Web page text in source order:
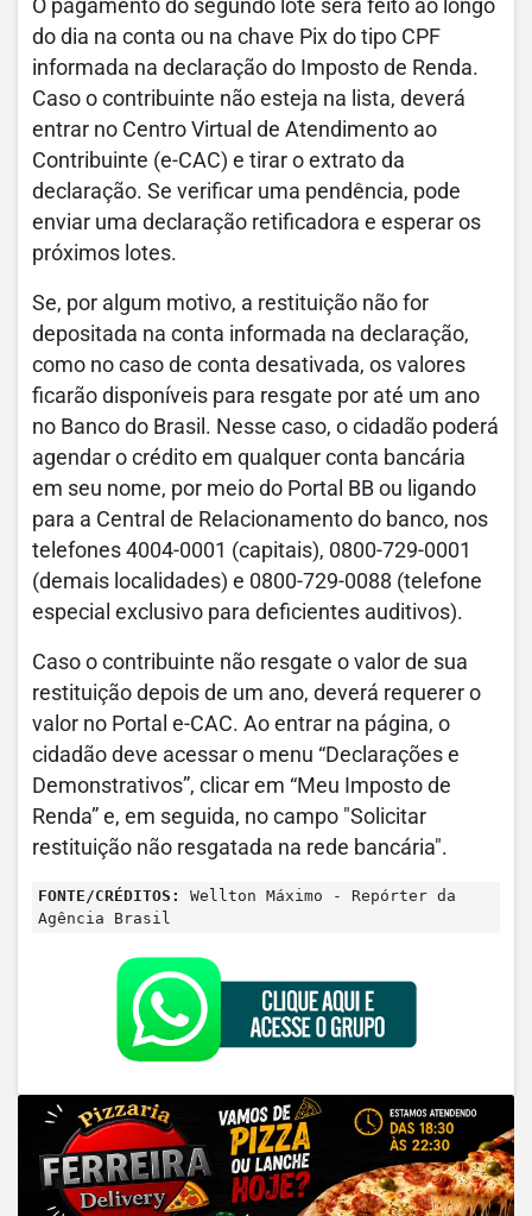
O pagamento do segundo lote será feito ao longo
do dia na conta ou na chave Pix do tipo CPF
informada na declaração do Imposto de Renda.
Caso o contribuinte não esteja na lista, deverá
entrar no Centro Virtual de Atendimento ao
Contribuinte (e-CAC) e tirar o extrato da
declaração. Se verificar uma pendência, pode
enviar uma declaração retificadora e esperar os
próximos lotes.
Se, por algum motivo, a restituição não for
depositada na conta informada na declaração,
como no caso de conta desativada, os valores
ficarão disponíveis para resgate por até um ano
no Banco do Brasil. Nesse caso, o cidadão poderá
agendar o crédito em qualquer conta bancária
em seu nome, por meio do Portal BB ou ligando
para a Central de Relacionamento do banco, nos
telefones 4004-0001 (capitais), 0800-729-0001
(demais localidades) e 0800-729-0088 (telefone
especial exclusivo para deficientes auditivos).
Caso o contribuinte não resgate o valor de sua
restituição depois de um ano, deverá requerer o
valor no Portal e-CAC. Ao entrar na página, o
cidadão deve acessar o menu “Declarações e
Demonstrativos”, clicar em “Meu Imposto de
Renda” e, em seguida, no campo "Solicitar
restituição não resgatada na rede bancária".
FONTE/CRÉDITOS:
Wellton Máximo - Repórter da
Agência Brasil